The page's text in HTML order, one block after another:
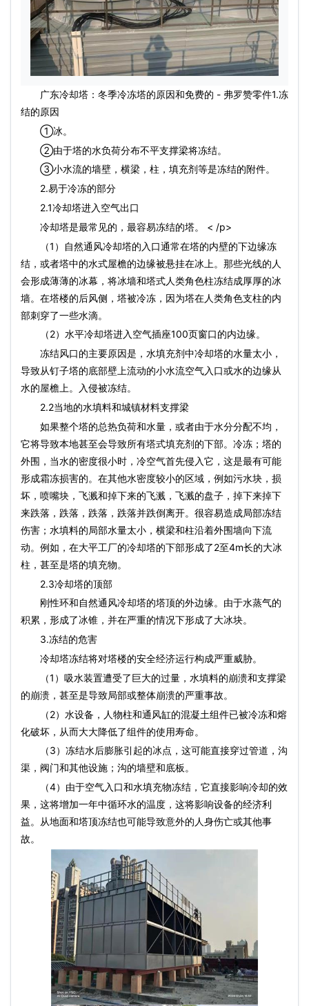
广东冷却塔：冬季冷冻塔的原因和免费的 - 弗罗赞零件1.冻
结的原因
①冰。
②由于塔的水负荷分布不平支撑梁将冻结。
③小水流的墙壁，横梁，柱，填充剂等是冻结的附件。
2.易于冷冻的部分
2.1冷却塔进入空气出口
冷却塔是最常见的，最容易冻结的塔。 < /p>
（1）自然通风冷却塔的入口通常在塔的内壁的下边缘冻
结，或者塔中的水式屋檐的边缘被悬挂在冰上。那些光线的人
会形成薄薄的冰幕，将冰墙和塔式人类角色柱冻结成厚厚的冰
墙。在塔楼的后风侧，塔被冷冻，因为塔在人类角色支柱的内
部刺穿了一些水滴。
（2）水平冷却塔进入空气插座100页窗口的内边缘。
冻结风口的主要原因是，水填充剂中冷却塔的水量太小，
导致从钉子塔的底部壁上流动的小水流空气入口或水的边缘从
水的屋檐上。入侵被冻结。
2.2当地的水填料和城镇材料支撑梁
如果整个塔的总热负荷和水量，或者由于水分分配不均，
它将导致本地甚至会导致所有塔式填充剂的下部。冷冻；塔的
外围，当水的密度很小时，冷空气首先侵入它，这是最有可能
形成霜冻损害的。在其他水密度较小的区域，例如污水块，损
坏，喷嘴块，飞溅和掉下来的飞溅，飞溅的盘子，掉下来掉下
来跌落，跌落，跌落，跌落并跌倒离开。很容易造成局部冻结
伤害；水填料的局部水量太小，横梁和柱沿着外围墙向下流
动。例如，在大平工厂的冷却塔的下部形成了2至4m长的大冰
柱，甚至是塔的填充物。
2.3冷却塔的顶部
刚性环和自然通风冷却塔的塔顶的外边缘。由于水蒸气的
积累，形成了冰锥，并在严重的情况下形成了大冰块。
3.冻结的危害
冷却塔冻结将对塔楼的安全经济运行构成严重威胁。
（1）吸水装置遭受了巨大的过量，水填料的崩溃和支撑梁
的崩溃，甚至是导致局部或整体崩溃的严重事故。
（2）水设备，人物柱和通风缸的混凝土组件已被冷冻和熔
化破坏，从而大大降低了组件的使用寿命。
（3）冻结水后膨胀引起的冰点，这可能直接穿过管道，沟
渠，阀门和其他设施；沟的墙壁和底板。
（4）由于空气入口和水填充物冻结，它直接影响冷却的效
果，这将增加一年中循环水的温度，这将影响设备的经济利
益。从地面和塔顶冻结也可能导致意外的人身伤亡或其他事
故。